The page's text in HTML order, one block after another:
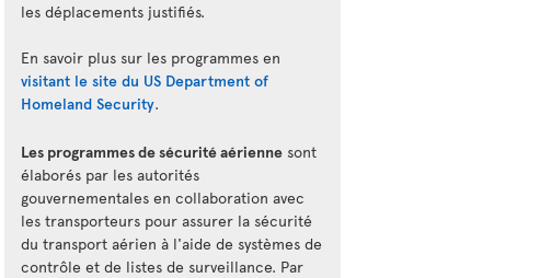
les déplacements justifiés.
En savoir plus sur les programmes en
visitant le site du US Department of
Homeland Security.
Les programmes de sécurité aérienne sont
élaborés par les autorités
gouvernementales en collaboration avec
les transporteurs pour assurer la sécurité
du transport aérien à l'aide de systèmes de
contrôle et de listes de surveillance. Par